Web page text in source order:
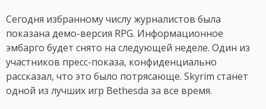
Сегодня избранному числу журналистов была
показана демо-версия RPG. Информационное
эмбарго будет снято на следующей неделе. Один из
участников пресс-показа, конфиденциально
рассказал, что это было потрясающе. Skyrim станет
одной из лучших игр Bethesda за все время.